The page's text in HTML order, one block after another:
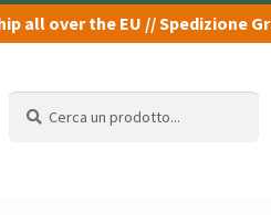
all over the EU // Spedizione